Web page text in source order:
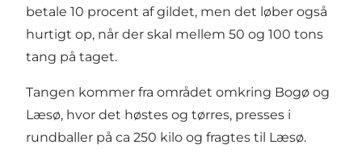
betale 10 procent af gildet, men det løber også
hurtigt op, når der skal mellem 50 og 100 tons
tang på taget.
Tangen kommer fra området omkring Bogø og
Læsø, hvor det høstes og tørres, presses i
rundballer på ca 250 kilo og fragtes til Læsø.